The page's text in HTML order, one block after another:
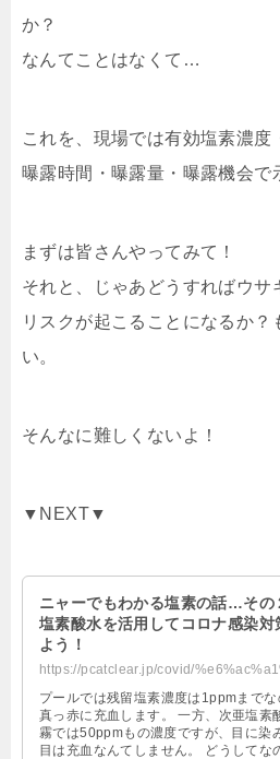
か？
なんてことはなくて…
これを、現場では有効塩素濃度
曝露時間・曝露量・曝露機会で
まずは皆さんやってみて！
それと、じゃあどうすればウサ
リスクが起こることになるか？
い。
そんなに難しくないよ！
▼NEXT▼
ニャーでもわかる塩素の話…その
塩素酸水を活用してコロナ感染対
よう！
プールでは残留塩素濃度は1ppmまで
真っ赤に充血します。 一方、次亜塩素
霧では50ppmもの濃度ですが、目に染
目は充血なんてしません。 どうしてな